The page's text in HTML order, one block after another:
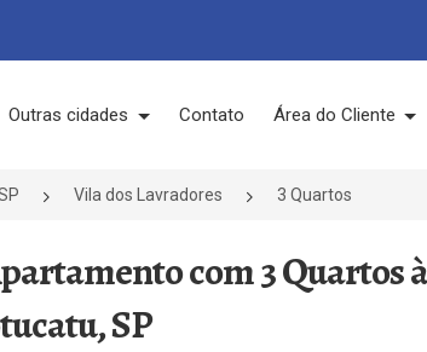
Outras cidades Contato Área do Cliente
Vila dos Lavradores 3 Quartos
com 3 Quartos
SP